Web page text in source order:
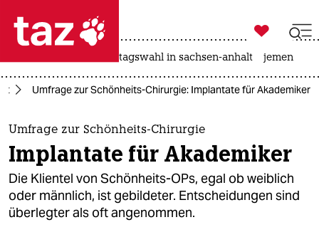
 taz zahl ich
taz zahl ich
themen
politik
öko
gesellschaft

taz zahl ich
landtagswahl in sachsen-anhalt jemen
Umfrage zur Schönheits-Chirurgie: Implantate für Akademiker
Umfrage zur Schönheits-Chirurgie
Implantate für Akademiker
Die Klientel von Schönheits-OPs, egal ob weiblich
oder männlich, ist gebildeter. Entscheidungen sind
überlegter als oft angenommen.